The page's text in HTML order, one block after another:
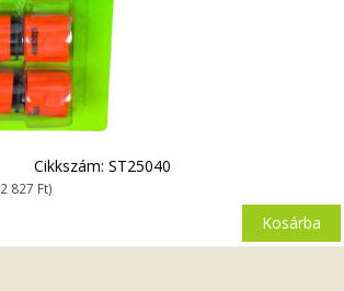
2 827 Ft)
Cikkszám: ST25040
Kosárba